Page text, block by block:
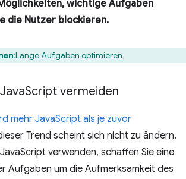
wichtige Aufgaben
die Nutzer blockieren.
:Lange Aufgaben optimieren
Script vermeiden
mehr JavaScript als je zuvor
Trend scheint sich nicht zu ändern.
verwenden, schaffen Sie eine
Aufgaben um die Aufmerksamkeit des